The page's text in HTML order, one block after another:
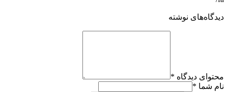
دیدگاه‌های نوشته
محتوای دیدگاه *
نام شما *